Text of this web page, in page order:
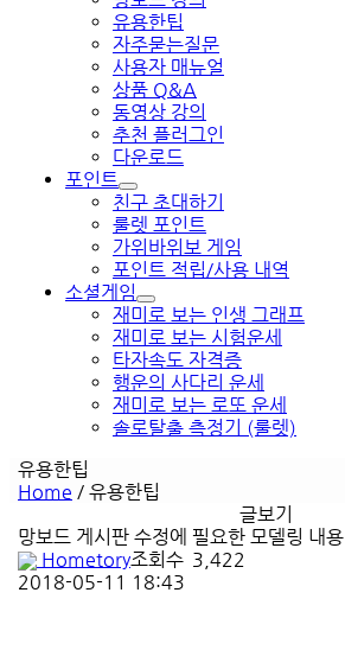
유용한팁
자주묻는질문
사용자 매뉴얼
상품 Q&A
동영상 강의
추천 플러그인
다운로드
포인트
친구 초대하기
룰렛 포인트
가위바위보 게임
포인트 적립/사용 내역
소셜게임
재미로 보는 인생 그래프
재미로 보는 시험운세
타자속도 자격증
행운의 사다리 운세
재미로 보는 로또 운세
솔로탈출 측정기 (룰렛)
유용한팁
Home / 유용한팁
글보기
망보드 게시판 수정에 필요한 모델링 내용
Hometory조회수 3,422
2018-05-11 18:43